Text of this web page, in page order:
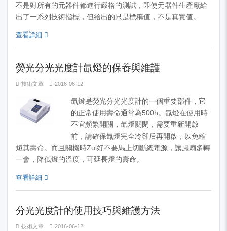
不是對所有的元器件都進行嚴格的測試，即使元器件生產廠給
出了一系列技術指標，但給出的只是標稱值，不是真實值。
查看詳細
熒光分光光度計氙燈的保養與維護
技術文章 2016-06-12
氙燈是熒光分光光度計的一個重要部件，它
的正常使用壽命通常為500h。氙燈在使用時
不宜頻繁開關，氙燈關閉，需要重新開啟
前，請確保氙燈完全冷卻后再開啟，以免縮
短其壽命。而且關機時Zui好不要馬上切斷總電源，讓風扇多轉
一會，降低燈的溫度，可延長燈的壽命。
查看詳細
分光光度計的使用技巧與維護方法
技術文章 2016-06-12